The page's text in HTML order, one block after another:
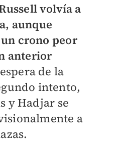
volvía a
aunque
crono peor
anterior
de la
intento,
y Hadjar se
a